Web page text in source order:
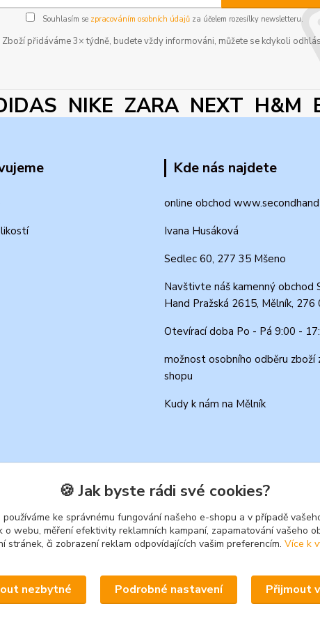
Souhlasím se zpracováním osobních údajůza účelem rozesílky newsletteru.
Zboží přidáváme 3× týdně, budete vždy informováni, můžete se kdykoli
NIKE ZARA NEXT H&M
Kde nás najdete
online obchod
Ivana Husáková
Sedlec 60, 277 35 Mšeno
Navštivte náš kamenný obchod
Hand Pražská 2615, Mělník, 276
Otevírací doba Po - Pá 9:00 -
možnost osobního odběru zboží
shopu
Kudy k nám na Mělník
🍪 Jak byste rádi své cookies?
používáme ke správnému fungování našeho e-shopu a v případě
o webu, měření efektivity reklamních kampaní, zapamatování vašeho
stránek, či zobrazení reklam odpovídajících vašim preferencím. Více k
nezbytné Podrobné nastavení Přijmout